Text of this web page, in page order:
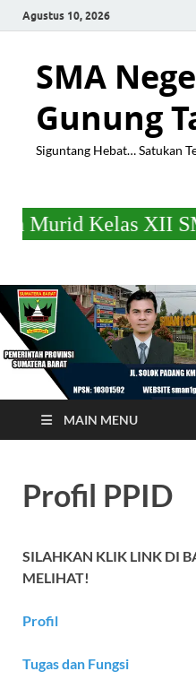
Agustus 10, 2026
SMA
Gunung
Siguntang Hebat… Satukan
XII SMAN 1
MAIN MENU
Profil PPID
SILAHKAN KLIK LINK DI
MELIHAT!
Profil
Tugas dan Fungsi